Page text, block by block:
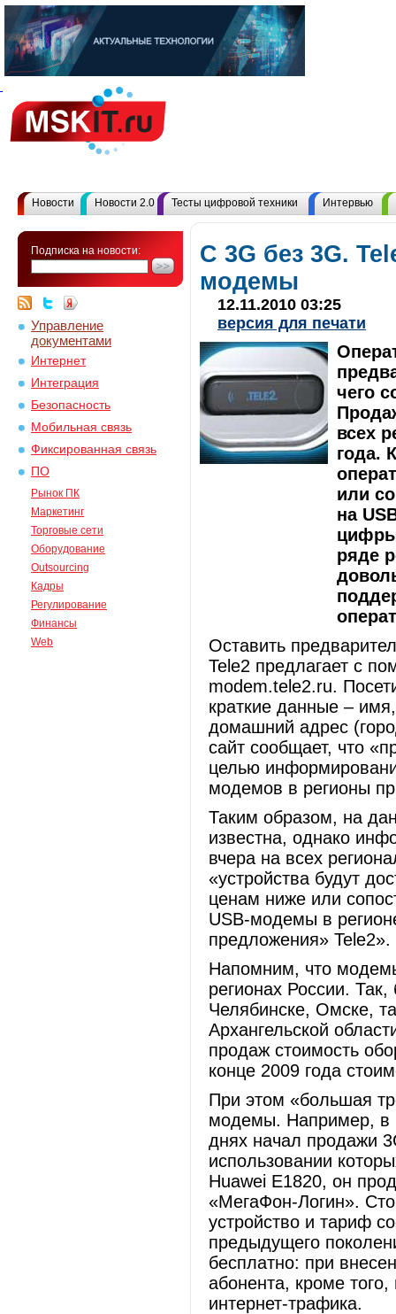
Новости Новости 2.0 Тесты цифровой техники Интервью
Подписка на новости:
Управление
документами
Интернет
Интеграция
Безопасность
Мобильная связь
Фиксированная связь
ПО
Рынок ПК
Маркетинг
Торговые сети
Оборудование
Outsourcing
Кадры
Регулирование
Финансы
Web
С 3G без 3G.
модемы
12.11.2010 03:25
версия для печати
чего
всех
года.
или
на
цифры
ряде
Оставить
Tele2 предлагает с
modem.tele2.ru.
краткие данные –
домашний адрес
сайт сообщает, что
целью
модемов в регионы
Таким образом, на
известна, однако
вчера на всех
«устройства будут
ценам ниже или
USB-модемы в
предложения» Tele2».
Напомним, что
регионах России.
Челябинске, Омске,
Архангельской
продаж стоимость
конце 2009 года
При этом «большая
модемы. Например, в
днях начал продажи
использовании
Huawei E1820, он
«МегаФон-Логин».
устройство и тариф
предыдущего
бесплатно: при
абонента, кроме
интернет-трафика.